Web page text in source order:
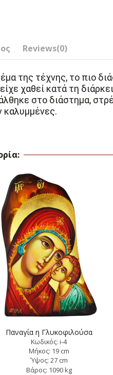
Reviews(0)
της τέχνης, το πιο
είχε χαθεί κατά τη
στο διάστημα,
καλυμμένες.
Παναγία η Γλυκοφιλούσα
Κωδικός: i-4
Μήκος: 19 cm
Ύψος: 27 cm
Βάρος: 1090 kg